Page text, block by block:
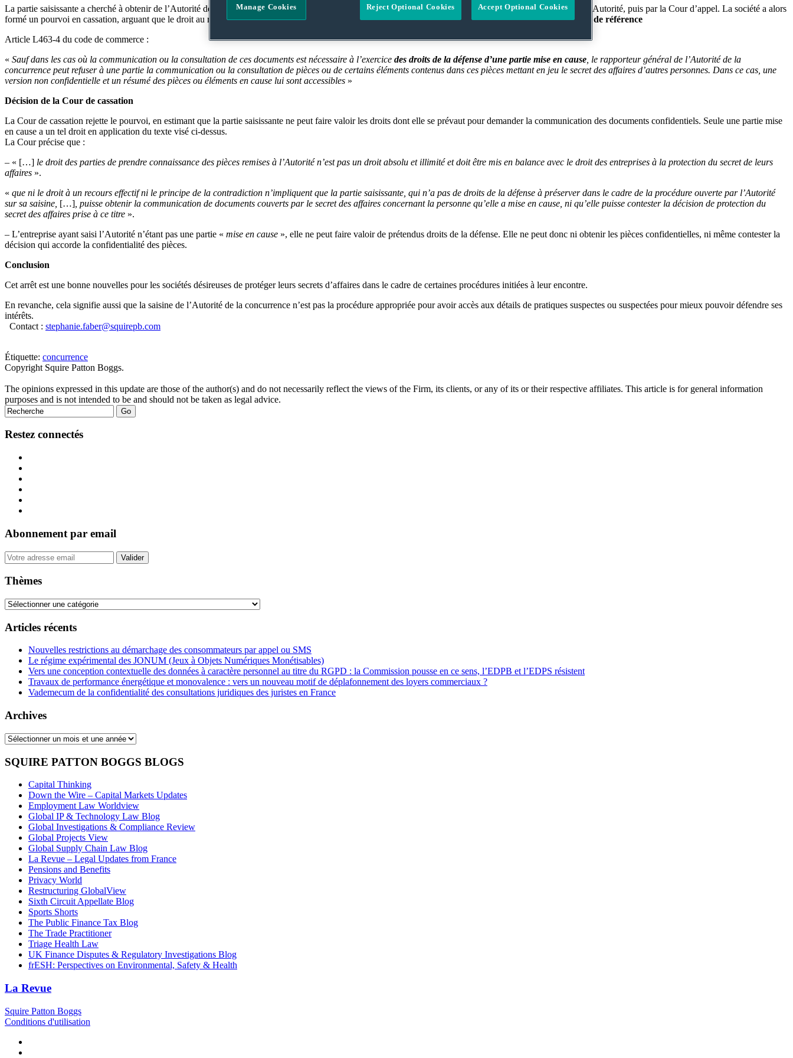
La partie saisissante a cherché à obtenir de l’Autorité de la concurrence qu’elle annule cette décision de protection de la confidentialité, ce qui a été rejeté par l’Autorité, puis par la Cour d’appel. La société a alors
formé un pourvoi en cassation, arguant que le droit au respect du contradictoire et à un recours effectif devait lui permettre de former une telle demande.Texte de référence
Article L463-4 du code de commerce :
« Sauf dans les cas où la communication ou la consultation de ces documents est nécessaire à l’exercice des droits de la défense d’une partie mise en cause , le rapporteur général de l’Autorité de la
concurrence peut refuser à une partie la communication ou la consultation de pièces ou de certains éléments contenus dans ces pièces mettant en jeu le secret des affaires d’autres personnes. Dans ce cas, une
version non confidentielle et un résumé des pièces ou éléments en cause lui sont accessibles »
Décision de la Cour de cassation
La Cour de cassation rejette le pourvoi, en estimant que la partie saisissante ne peut faire valoir les droits dont elle se prévaut pour demander la communication des documents confidentiels. Seule une partie mise
en cause a un tel droit en application du texte visé ci-dessus.
La Cour précise que :
– « […] le droit des parties de prendre connaissance des pièces remises à l’Autorité n’est pas un droit absolu et illimité et doit être mis en balance avec le droit des entreprises à la protection du secret de leurs
affaires ».
« que ni le droit à un recours effectif ni le principe de la contradiction n’impliquent que la partie saisissante, qui n’a pas de droits de la défense à préserver dans le cadre de la procédure ouverte par l’Autorité
sur sa saisine, […] , puisse obtenir la communication de documents couverts par le secret des affaires concernant la personne qu’elle a mise en cause, ni qu’elle puisse contester la décision de protection du
secret des affaires prise à ce titre ».
– L’entreprise ayant saisi l’Autorité n’étant pas une partie « mise en cause », elle ne peut faire valoir de prétendus droits de la défense. Elle ne peut donc ni obtenir les pièces confidentielles, ni même contester la
décision qui accorde la confidentialité des pièces.
Conclusion
Cet arrêt est une bonne nouvelles pour les sociétés désireuses de protéger leurs secrets d’affaires dans le cadre de certaines procédures initiées à leur encontre.
En revanche, cela signifie aussi que la saisine de l’Autorité de la concurrence n’est pas la procédure appropriée pour avoir accès aux détails de pratiques suspectes ou suspectées pour mieux pouvoir défendre ses
intérêts.
Contact : stephanie.faber@squirepb.com
Tweet
this
post
Like
this
post
Email
this
post
Share
this
post
on
LinkedIn
Étiquette: concurrence
Copyright Squire Patton Boggs.
The opinions expressed in this update are those of the author(s) and do not necessarily reflect the views of the Firm, its clients, or any of its or their respective affiliates. This article is for general information
purposes and is not intended to be and should not be taken as legal advice.
Restez connectés
Abonnement par email
Your
website
Thèmes
Thèmes
Articles récents
Nouvelles restrictions au démarchage des consommateurs par appel ou SMS
Le régime expérimental des JONUM (Jeux à Objets Numériques Monétisables)
Vers une conception contextuelle des données à caractère personnel au titre du RGPD : la Commission pousse en ce sens, l’EDPB et l’EDPS résistent
Travaux de performance énergétique et monovalence : vers un nouveau motif de déplafonnement des loyers commerciaux ?
Vademecum de la confidentialité des consultations juridiques des juristes en France
Archives
Archives
SQUIRE PATTON BOGGS BLOGS
Capital Thinking
Down the Wire – Capital Markets Updates
Employment Law Worldview
Global IP & Technology Law Blog
Global Investigations & Compliance Review
Global Projects View
Global Supply Chain Law Blog
La Revue – Legal Updates from France
Pensions and Benefits
Privacy World
Restructuring GlobalView
Sixth Circuit Appellate Blog
Sports Shorts
The Public Finance Tax Blog
The Trade Practitioner
Triage Health Law
UK Finance Disputes & Regulatory Investigations Blog
frESH: Perspectives on Environmental, Safety & Health
La Revue
Squire Patton Boggs
Conditions d'utilisation
Reject Optional Cookies Accept Optional Cookies
Manage Cookies